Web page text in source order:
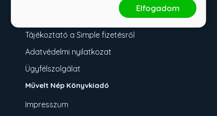
Tájékoztató a Simple fizetésről
Adatvédelmi nyilatkozat
Ügyfélszolgálat
Művelt Nép Könyvkiadó
Impresszum
Elfogadom